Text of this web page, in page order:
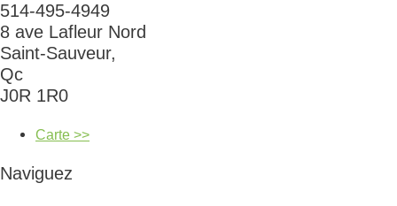
514-495-4949
8 ave Lafleur Nord
Saint-Sauveur,
Qc
J0R 1R0
Carte >>
Naviguez